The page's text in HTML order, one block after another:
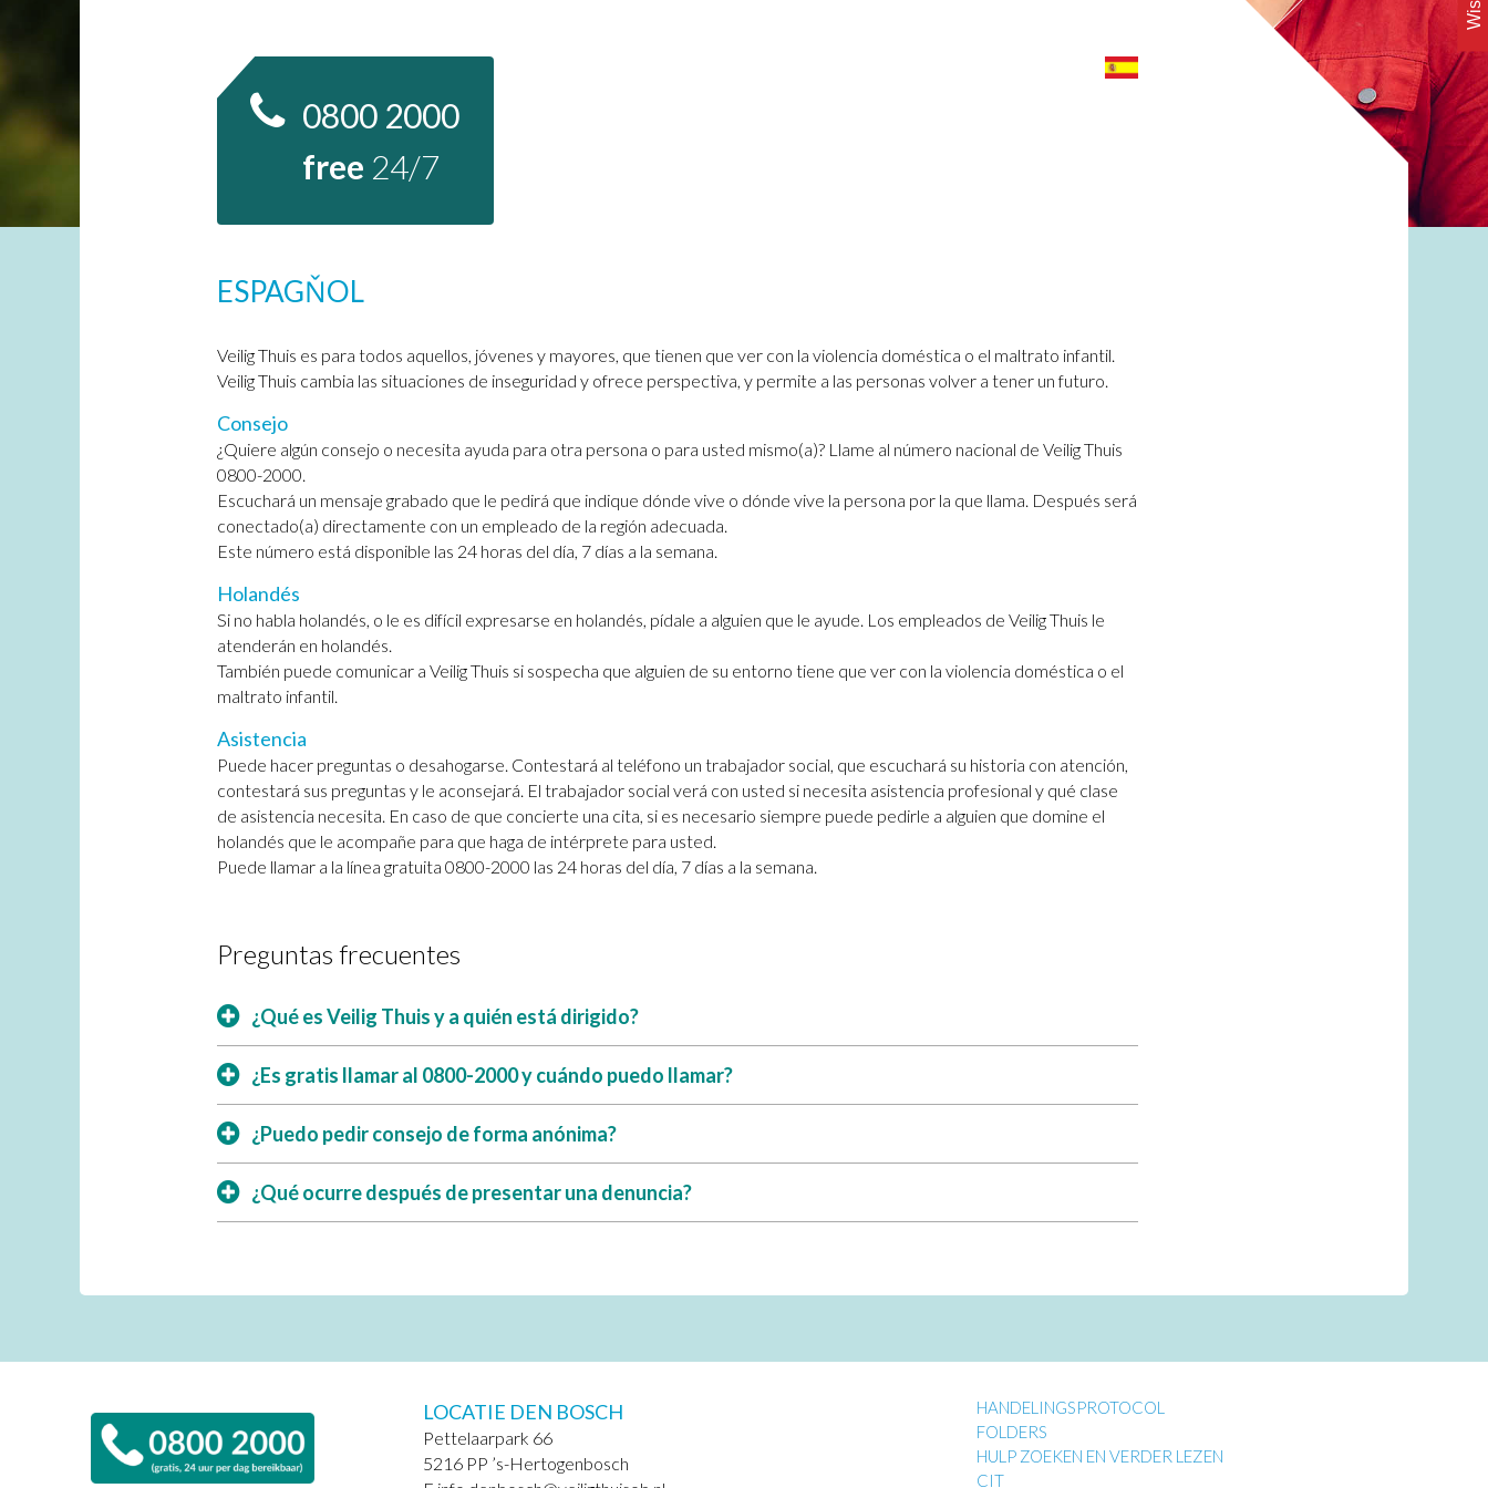
0800 2000
free 24/7
ESPAGŇOL
Veilig Thuis es para todos aquellos, jóvenes y mayores, que tienen que ver con la violencia doméstica o el maltrato infantil.
Veilig Thuis cambia las situaciones de inseguridad y ofrece perspectiva, y permite a las personas volver a tener un futuro.
Consejo
¿Quiere algún consejo o necesita ayuda para otra persona o para usted mismo(a)? Llame al número nacional de Veilig Thuis
0800-2000.
Escuchará un mensaje grabado que le pedirá que indique dónde vive o dónde vive la persona por la que llama. Después será
conectado(a) directamente con un empleado de la región adecuada.
Este número está disponible las 24 horas del día, 7 días a la semana.
Holandés
Si no habla holandés, o le es difícil expresarse en holandés, pídale a alguien que le ayude. Los empleados de Veilig Thuis le
atenderán en holandés.
También puede comunicar a Veilig Thuis si sospecha que alguien de su entorno tiene que ver con la violencia doméstica o el
maltrato infantil.
Asistencia
Puede hacer preguntas o desahogarse. Contestará al teléfono un trabajador social, que escuchará su historia con atención,
contestará sus preguntas y le aconsejará. El trabajador social verá con usted si necesita asistencia profesional y qué clase
de asistencia necesita. En caso de que concierte una cita, si es necesario siempre puede pedirle a alguien que domine el
holandés que le acompañe para que haga de intérprete para usted.
Puede llamar a la línea gratuita 0800-2000 las 24 horas del día, 7 días a la semana.
Preguntas frecuentes
¿Qué es Veilig Thuis y a quién está dirigido?
¿Es gratis llamar al 0800-2000 y cuándo puedo llamar?
¿Puedo pedir consejo de forma anónima?
¿Qué ocurre después de presentar una denuncia?
LOCATIE DEN BOSCH
Pettelaarpark 66
5216 PP ’s-Hertogenbosch
HANDELINGSPROTOCOL
FOLDERS
HULP ZOEKEN EN VERDER LEZEN
CIT